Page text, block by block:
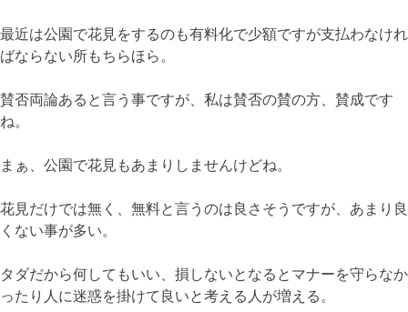
最近は公園で花見をするのも有料化で少額ですが支払わなけれ
ばならない所もちらほら。
賛否両論あると言う事ですが、私は賛否の賛の方、賛成です
ね。
まぁ、公園で花見もあまりしませんけどね。
花見だけでは無く、無料と言うのは良さそうですが、あまり良
くない事が多い。
タダだから何してもいい、損しないとなるとマナーを守らなか
ったり人に迷惑を掛けて良いと考える人が増える。